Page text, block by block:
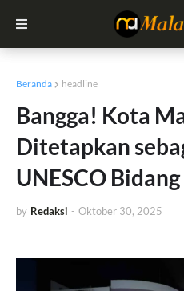
Beranda headline
Bangga! Kota
Ditetapkan
UNESCO
by Redaksi - Oktober 30, 2025